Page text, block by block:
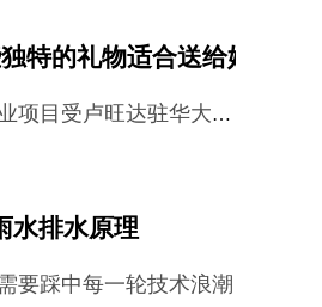
特的礼物适合送给她
全球热文：湖南高铁职院：学生创业项目受卢旺达驻华大使点赞
水排水原理
要踩中每一轮技术浪潮